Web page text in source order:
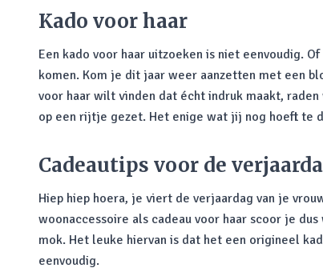
Kado voor haar
Een kado voor haar uitzoeken is niet eenvoudig.
komen. Kom je dit jaar weer aanzetten met een
voor haar wilt vinden dat écht indruk maakt,
op een rijtje gezet. Het enige wat jij nog hoeft te
Cadeautips voor de
Hiep hiep hoera, je viert de verjaardag van je
woonaccessoire als cadeau voor haar scoor je
mok. Het leuke hiervan is dat het een origineel
eenvoudig.